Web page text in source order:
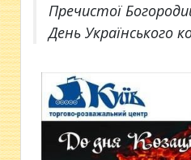
Пречистої
День Українського